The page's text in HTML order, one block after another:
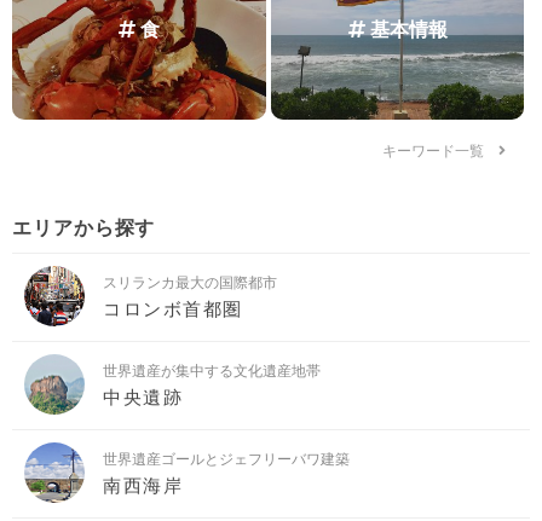
食 基本情報
キーワード一覧
エリアから探す
スリランカ最大の国際都市
コロンボ首都圏
世界遺産が集中する文化遺産地帯
中央遺跡
世界遺産ゴールとジェフリーバワ建築
南西海岸